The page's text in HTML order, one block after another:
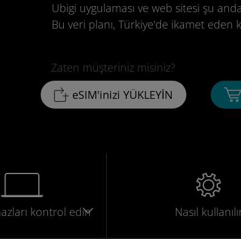
Ubigi uygulaması ve web sitesi şu
Bu veri planı, Türkiye'de ikamet eden
Zaten müşteriniz misiniz?
eSIM'inizi YÜKLEYİN
kontrol edin Nasıl